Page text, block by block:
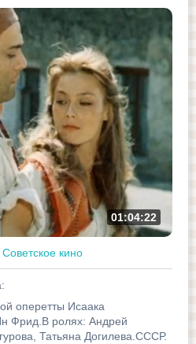
01:04:22
Советское кино
:
оперетты Исаака
Фрид.В ролях: Андрей
Татьяна Догилева.СССР.